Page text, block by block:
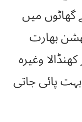
گھاٹوں میں
بھارت
وغیرہ
پائی جاتی